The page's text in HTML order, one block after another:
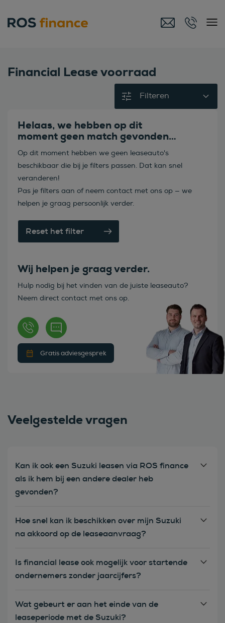
Financial Lease voorraad
Filteren
Helaas, we hebben op dit
moment geen match gevonden…
Op dit moment hebben we geen leaseauto's
beschikbaar die bij je filters passen. Dat kan snel
veranderen!
Pas je filters aan of neem contact met ons op — we
helpen je graag persoonlijk verder.
Reset het filter
Wij helpen je graag verder.
Hulp nodig bij het vinden van de juiste leaseauto?
Neem direct contact met ons op.
Gratis adviesgesprek
Veelgestelde vragen
Kan ik ook een Suzuki leasen via ROS finance
als ik hem bij een andere dealer heb
gevonden?
Hoe snel kan ik beschikken over mijn Suzuki
na akkoord op de leaseaanvraag?
Is financial lease ook mogelijk voor startende
ondernemers zonder jaarcijfers?
Wat gebeurt er aan het einde van de
leaseperiode met de Suzuki?